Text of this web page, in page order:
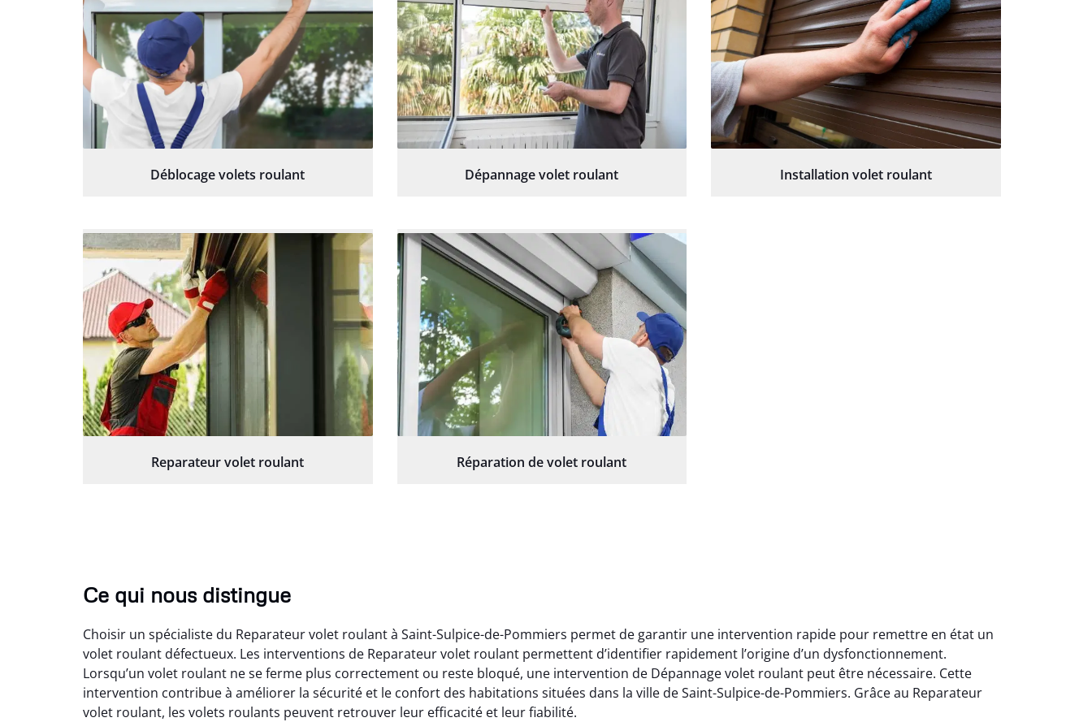
Déblocage volets roulant Dépannage volet roulant Installation volet roulant
Reparateur volet roulant Réparation de volet roulant
Ce qui nous distingue
Choisir un spécialiste du Reparateur volet roulant à Saint-Sulpice-de-Pommiers permet de garantir une intervention rapide pour remettre en état un
volet roulant défectueux. Les interventions de Reparateur volet roulant permettent d’identifier rapidement l’origine d’un dysfonctionnement.
Lorsqu’un volet roulant ne se ferme plus correctement ou reste bloqué, une intervention de Dépannage volet roulant peut être nécessaire. Cette
intervention contribue à améliorer la sécurité et le confort des habitations situées dans la ville de Saint-Sulpice-de-Pommiers. Grâce au Reparateur
volet roulant, les volets roulants peuvent retrouver leur efficacité et leur fiabilité.